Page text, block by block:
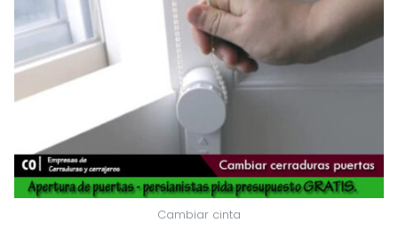
Cambiar cinta